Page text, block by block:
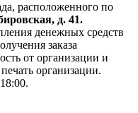
расположенного по
д. 41.
денежных средств
заказа
от организации и
организации.